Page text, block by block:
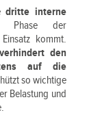
dritte interne
der
kommt.
verhindert den
auf die
so wichtige
Belastung und